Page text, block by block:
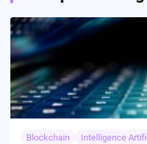
Blockchain Intelligence